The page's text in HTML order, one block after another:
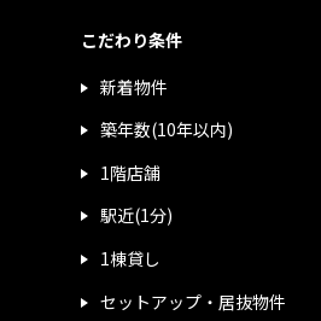
こだわり条件
新着物件
築年数(10年以内)
1階店舗
駅近(1分)
1棟貸し
セットアップ・居抜物件